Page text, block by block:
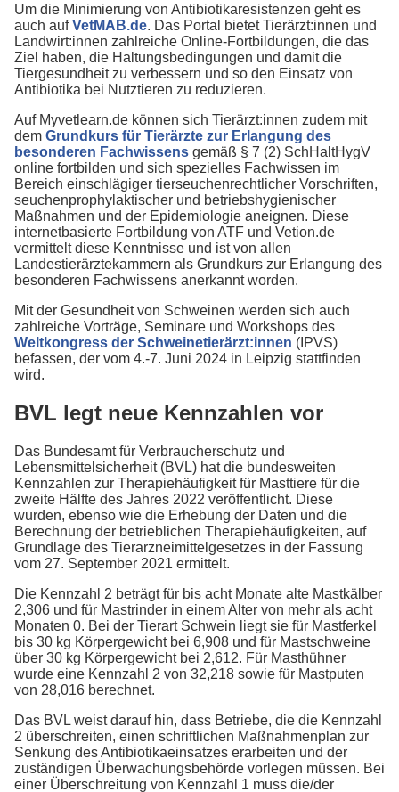
Um die Minimierung von Antibiotikaresistenzen geht es
auch aufVetMAB.de. Das Portal bietet Tierärzt:innen und
Landwirt:innen zahlreiche Online-Fortbildungen, die das
Ziel haben, die Haltungsbedingungen und damit die
Tiergesundheit zu verbessern und so den Einsatz von
Antibiotika bei Nutztieren zu reduzieren.
Auf Myvetlearn.de können sich Tierärzt:innen zudem mit
dem Grundkurs für Tierärzte zur Erlangung des
besonderen Fachwissens gemäß § 7 (2) SchHaltHygV
online fortbilden und sich spezielles Fachwissen im
Bereich einschlägiger tierseuchenrechtlicher Vorschriften,
seuchenprophylaktischer und betriebshygienischer
Maßnahmen und der Epidemiologie aneignen. Diese
internetbasierte Fortbildung von ATF und Vetion.de
vermittelt diese Kenntnisse und ist von allen
Landestierärztekammern als Grundkurs zur Erlangung des
besonderen Fachwissens anerkannt worden.
Mit der Gesundheit von Schweinen werden sich auch
zahlreiche Vorträge, Seminare und Workshops des
Weltkongress der Schweinetierärzt:innen (IPVS)
befassen, der vom 4.-7. Juni 2024 in Leipzig stattfinden
wird.
BVL legt neue Kennzahlen vor
Das Bundesamt für Verbraucherschutz und
Lebensmittelsicherheit (BVL) hat die bundesweiten
Kennzahlen zur Therapiehäufigkeit für Masttiere für die
zweite Hälfte des Jahres 2022 veröffentlicht. Diese
wurden, ebenso wie die Erhebung der Daten und die
Berechnung der betrieblichen Therapiehäufigkeiten, auf
Grundlage des Tierarzneimittelgesetzes in der Fassung
vom 27. September 2021 ermittelt.
Die Kennzahl 2 beträgt für bis acht Monate alte Mastkälber
2,306 und für Mastrinder in einem Alter von mehr als acht
Monaten 0. Bei der Tierart Schwein liegt sie für Mastferkel
bis 30 kg Körpergewicht bei 6,908 und für Mastschweine
über 30 kg Körpergewicht bei 2,612. Für Masthühner
wurde eine Kennzahl 2 von 32,218 sowie für Mastputen
von 28,016 berechnet.
Das BVL weist darauf hin, dass Betriebe, die die Kennzahl
2 überschreiten, einen schriftlichen Maßnahmenplan zur
Senkung des Antibiotikaeinsatzes erarbeiten und der
zuständigen Überwachungsbehörde vorlegen müssen. Bei
einer Überschreitung von Kennzahl 1 muss die/der